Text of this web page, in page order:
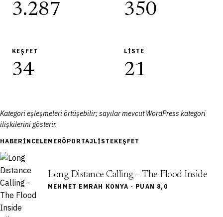
3.287 350
KEŞFET
34
LISTE
21
Kategori eşleşmeleri örtüşebilir; sayılar mevcut WordPress kategori
ilişkilerini gösterir.
HABER İNCELEMERÖPORTAJ LISTEKEŞFET
Long Distance Calling – The Flood Inside
MEHMET EMRAH KONYA · PUAN 8,0